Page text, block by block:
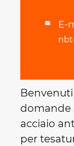
 E-
domande
acciaio
per